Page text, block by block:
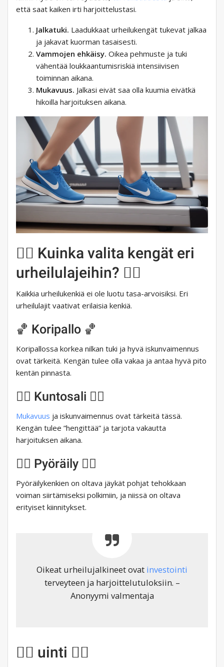
että saat kaiken irti harjoittelustasi.
Jalkatuki. Laadukkaat urheilukengät tukevat jalkaa
ja jakavat kuorman tasaisesti.
Vammojen ehkäisy. Oikea pehmuste ja tuki
vähentää loukkaantumisriskiä intensiivisen
toiminnan aikana.
Mukavuus. Jalkasi eivät saa olla kuumia eivätkä
hikoilla harjoituksen aikana.
🏃‍♀️ Kuinka valita kengät eri
urheilulajeihin? 🏃‍♀️
Kaikkia urheilukenkiä ei ole luotu tasa-arvoisiksi. Eri
urheilulajit vaativat erilaisia ​​kenkiä.
🏀 Koripallo 🏀
Koripallossa korkea nilkan tuki ja hyvä iskunvaimennus
ovat tärkeitä. Kengän tulee olla vakaa ja antaa hyvä pito
kentän pinnasta.
🏋️‍♂️ Kuntosali 🏋️‍♂️
Mukavuus ja iskunvaimennus ovat tärkeitä tässä.
Kengän tulee ”hengittää” ja tarjota vakautta
harjoituksen aikana.
🚴‍♂️ Pyöräily 🚴‍♂️
Pyöräilykenkien on oltava jäykät pohjat tehokkaan
voiman siirtämiseksi polkimiin, ja niissä on oltava
erityiset kiinnitykset.
Oikeat urheilujalkineet ovat investointi
terveyteen ja harjoittelutuloksiin. –
Anonyymi valmentaja
🏊‍♂️ uinti 🏊‍♂️